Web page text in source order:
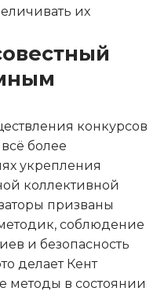
их
конкурсов
более
укрепления
коллективной
призваны
соблюдение
и безопасность
делает Кент
методы в состоянии